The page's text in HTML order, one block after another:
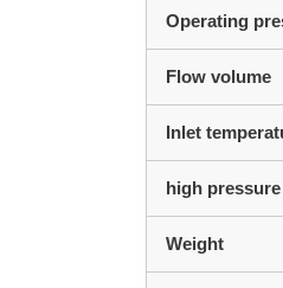
Operating
Flow volume
Inlet
high
Weight